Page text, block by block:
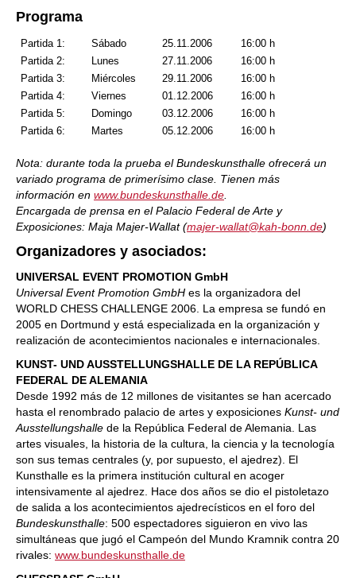
Programa
Partida1: Sábado 25.11.2006
16:00 h
Partida 2:
Lunes 27.11.2006
16:00 h
Partida 3:
Miércoles 29.11.2006
16:00 h
Partida 4:
Viernes 01.12.2006
16:00 h
Partida 5:
Domingo 03.12.2006
16:00 h
Partida 6:
Martes 05.12.2006 16:00 h
Nota: durante toda la prueba el Bundeskunsthalle ofrecerá un
variado programa de primerísimo clase. Tienen más
información en www.bundeskunsthalle.de.
Encargada de prensa en el Palacio Federal de Arte y
Exposiciones: Maja Majer-Wallat (majer-wallat@kah-bonn.de)
Organizadores y asociados:
UNIVERSAL EVENT PROMOTION GmbH
Universal Event Promotion GmbH es la organizadora del
WORLD CHESS CHALLENGE 2006. La empresa se fundó en
2005 en Dortmund y está especializada en la organización y
realización de acontecimientos nacionales e internacionales.
KUNST- UND AUSSTELLUNGSHALLE DE LA REPÚBLICA
FEDERAL DE ALEMANIA
Desde 1992 más de 12 millones de visitantes se han acercado
hasta el renombrado palacio de artes y exposiciones Kunst- und
Ausstellungshalle de la República Federal de Alemania. Las
artes visuales, la historia de la cultura, la ciencia y la tecnología
son sus temas centrales (y, por supuesto, el ajedrez). El
Kunsthalle es la primera institución cultural en acoger
intensivamente al ajedrez. Hace dos años se dio el pistoletazo
de salida a los acontecimientos ajedrecísticos en el foro del
Bundeskunsthalle: 500 espectadores siguieron en vivo las
simultáneas que jugó el Campeón del Mundo Kramnik contra 20
rivales: www.bundeskunsthalle.de